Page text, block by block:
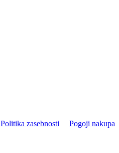
Politika zasebnosti Pogoji nakupa